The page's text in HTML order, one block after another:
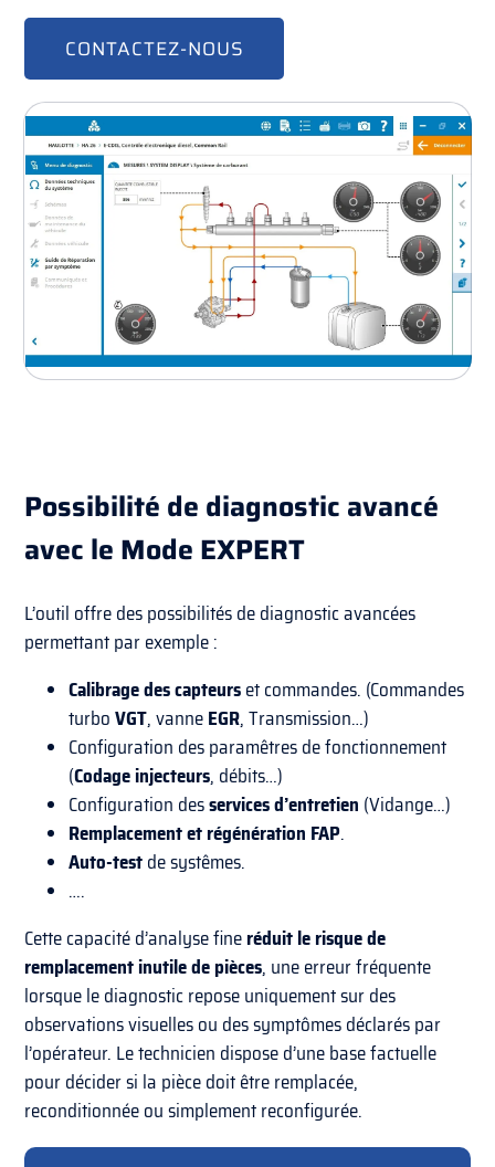
CONTACTEZ-NOUS
Possibilité de diagnostic avancé
avec le Mode EXPERT
L’outil offre des possibilités de diagnostic avancées
permettant par exemple :
Calibrage des capteurset commandes. (Commandes
turboVGT, vanneEGR, Transmission…)
Configuration des paramêtres de fonctionnement
(Codage injecteurs, débits…)
Configuration desservices d’entretien (Vidange…)
Remplacement et régénération FAP.
Auto-testde systêmes.
….
Cette capacité d’analyse fineréduit le risque de
remplacement inutile de pièces, une erreur fréquente
lorsque le diagnostic repose uniquement sur des
observations visuelles ou des symptômes déclarés par
l’opérateur. Le technicien dispose d’une base factuelle
pour décider si la pièce doit être remplacée,
reconditionnée ou simplement reconfigurée.